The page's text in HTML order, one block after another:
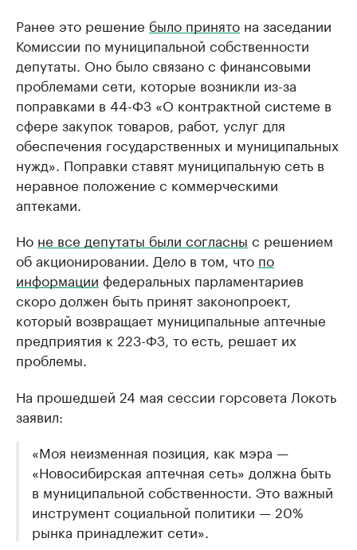
Ранее это решение было принято на заседании
Комиссии по муниципальной собственности
депутаты. Оно было связано с финансовыми
проблемами сети, которые возникли из-за
поправками в 44-ФЗ «О контрактной системе в
сфере закупок товаров, работ, услуг для
обеспечения государственных и муниципальных
нужд». Поправки ставят муниципальную сеть в
неравное положение с коммерческими
аптеками.
Но не все депутаты были согласны с решением
об акционировании. Дело в том, что по
информации федеральных парламентариев
скоро должен быть принят законопроект,
который возвращает муниципальные аптечные
предприятия к 223-ФЗ, то есть, решает их
проблемы.
На прошедшей 24 мая сессии горсовета Локоть
заявил:
«Моя неизменная позиция, как мэра —
«Новосибирская аптечная сеть» должна быть
в муниципальной собственности. Это важный
инструмент социальной политики — 20%
рынка принадлежит сети».